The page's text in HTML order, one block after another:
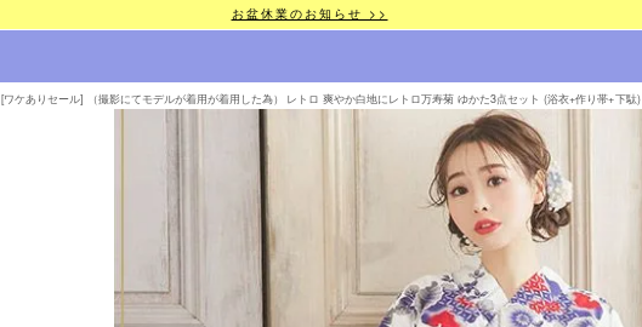
お盆休業のお知らせ >>
[ワケありセール] （撮影にてモデルが着用が着用した為） レトロ 爽やか白地にレトロ万寿菊 ゆかた3点セット (浴衣+作り帯+下駄)